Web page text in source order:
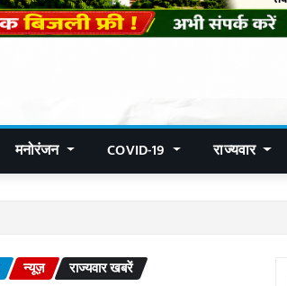
मनोरंजन COVID-19 राज्यवार
न्यूज़ राज्यवार खबरें